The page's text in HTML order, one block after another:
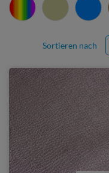
Sortieren nach